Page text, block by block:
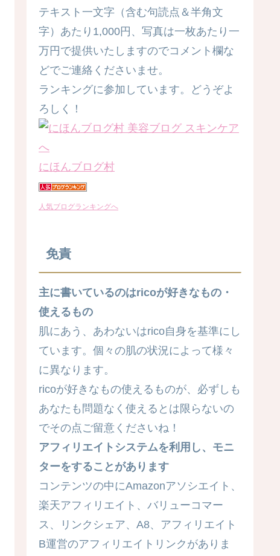
テキスト一文字（含む句読点＆半角文
字）あたり1,000円、写真は一枚あたり一
万円で提供いたしますのでコメント欄な
どでご連絡くださいませ。
ランキングに参加しています。どうぞよ
ろしく！
にほんブログ村
人気ブログランキングへ
免責
主に書いているのはricoが好きなもの・
使えるもの
肌にあう、あわないはrico自身を基準にし
ています。個々の肌の状況によって様々
に異なります。
ricoが好きなもの使えるものが、必ずしも
あなたも問題なく使えるとは限らないの
でその点ご留意くださいね！
アフィリエイトシステムを利用し、モニ
ターをすることがあります
コンテンツの中にAmazonアソシエイト、
楽天アフィリエイト、バリューコマー
ス、リンクシェア、A8、アフィリエイト
B運営のアフィリエイトリンクがありま